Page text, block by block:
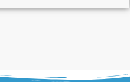
DIARY